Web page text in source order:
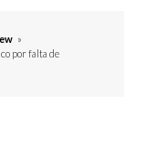
»
por falta de